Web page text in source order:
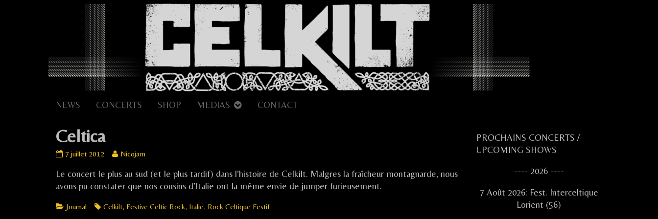
NEWS CONCERTS SHOP MEDIAS CONTACT
Celtica
Celtica
on
7 juillet 2012
Read
posts
by
author
Nicojam
Le concert le plus au sud (et le plus tardif) dans l’histoire de Celkilt. Malgres la fraîcheur montagnarde, nous
avons pu constater que nos cousins d’Italie ont la même envie de jumper furieusement.
Categories
Journal Tags
Celkilt, Festive Celtic Rock, Italie, Rock Celtique Festif
Primary
PROCHAINS CONCERTS /
UPCOMING SHOWS
---- 2026 ----
7 Août 2026: Fest. Interceltique
Lorient (56)